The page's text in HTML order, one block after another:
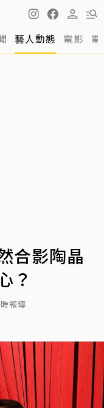
藝人動態 電影
合影陶晶
？
報導